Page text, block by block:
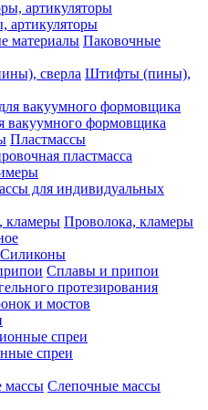
артикуляторы
Паковочные
Штифты (пины),
вакуумного формовщика
Пластмассы
пластмасса
для индивидуальных
Проволока, кламеры
Силиконы
Сплавы и припои
протезирования
и мостов
спреи
Слепочные массы